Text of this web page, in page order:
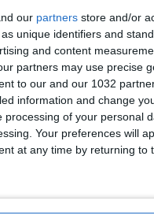
our partners store and/or
unique identifiers and
and content
partners may use precise
to our and our 1032
information and change
processing of your personal
Your preferences will
at any time by returning to
--- Pubblicità ---